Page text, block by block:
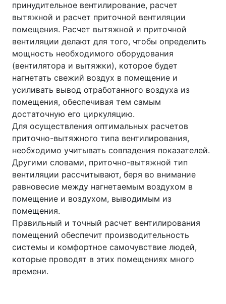
принудительное вентилирование, расчет
вытяжной и расчет приточной вентиляции
помещения. Расчет вытяжной и приточной
вентиляции делают для того, чтобы определить
мощность необходимого оборудования
(вентилятора и вытяжки), которое будет
нагнетать свежий воздух в помещение и
усиливать вывод отработанного воздуха из
помещения, обеспечивая тем самым
достаточную его циркуляцию.
Для осуществления оптимальных расчетов
приточно-вытяжного типа вентилирования,
необходимо учитывать совпадения показателей.
Другими словами, приточно-вытяжной тип
вентиляции рассчитывают, беря во внимание
равновесие между нагнетаемым воздухом в
помещение и воздухом, выводимым из
помещения.
Правильный и точный расчет вентилирования
помещений обеспечит производительность
системы и комфортное самочувствие людей,
которые проводят в этих помещениях много
времени.